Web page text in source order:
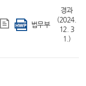
법무부
경과
(2024.
12. 3
1.)